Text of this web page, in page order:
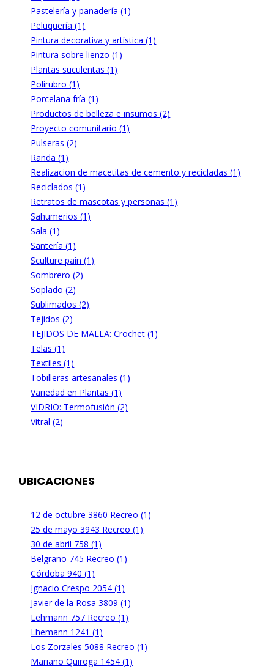
Pastelería y panadería (1)
Peluquería (1)
Pintura decorativa y artística (1)
Pintura sobre lienzo (1)
Plantas suculentas (1)
Polirubro (1)
Porcelana fría (1)
Productos de belleza e insumos (2)
Proyecto comunitario (1)
Pulseras (2)
Randa (1)
Realizacion de macetitas de cemento y recicladas (1)
Reciclados (1)
Retratos de mascotas y personas (1)
Sahumerios (1)
Sala (1)
Santería (1)
Sculture pain (1)
Sombrero (2)
Soplado (2)
Sublimados (2)
Tejidos (2)
TEJIDOS DE MALLA: Crochet (1)
Telas (1)
Textiles (1)
Tobilleras artesanales (1)
Variedad en Plantas (1)
VIDRIO: Termofusión (2)
Vitral (2)
UBICACIONES
12 de octubre 3860 Recreo (1)
25 de mayo 3943 Recreo (1)
30 de abril 758 (1)
Belgrano 745 Recreo (1)
Córdoba 940 (1)
Ignacio Crespo 2054 (1)
Javier de la Rosa 3809 (1)
Lehmann 757 Recreo (1)
Lhemann 1241 (1)
Los Zorzales 5088 Recreo (1)
Mariano Quiroga 1454 (1)